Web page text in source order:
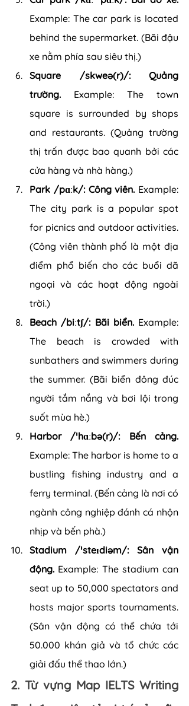
Example: The car park is located
behind the supermarket. (Bãi đậu
xe nằm phía sau siêu thị.)
Square /skweə(r)/: Quảng
trường. Example: The town
square is surrounded by shops
and restaurants. (Quảng trường
thị trấn được bao quanh bởi các
cửa hàng và nhà hàng.)
Park /pɑːk/: Công viên. Example:
The city park is a popular spot
for picnics and outdoor activities.
(Công viên thành phố là một địa
điểm phổ biến cho các buổi dã
ngoại và các hoạt động ngoài
trời.)
Beach /biːtʃ/: Bãi biển. Example:
The beach is crowded with
sunbathers and swimmers during
the summer. (Bãi biển đông đúc
người tắm nắng và bơi lội trong
suốt mùa hè.)
Example: The harbor is home to a
bustling fishing industry and a
ferry terminal. (Bến cảng là nơi có
ngành công nghiệp đánh cá nhộn
nhịp và bến phà.)
Stadium /ˈsteɪdiəm/: Sân vận
động. Example: The stadium can
seat up to 50,000 spectators and
hosts major sports tournaments.
(Sân vận động có thể chứa tới
50.000 khán giả và tổ chức các
giải đấu thể thao lớn.)
2. Từ vựng Map IELTS Writing